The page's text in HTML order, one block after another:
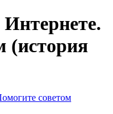
(история
советом